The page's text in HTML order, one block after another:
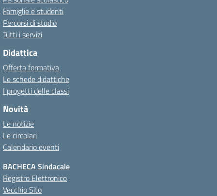
Famiglie e studenti
Percorsi di studio
Tutti i servizi
Didattica
Offerta formativa
Le schede didattiche
I progetti delle classi
Novità
Le notizie
Le circolari
Calendario eventi
BACHECA Sindacale
Registro Elettronico
Vecchio Sito